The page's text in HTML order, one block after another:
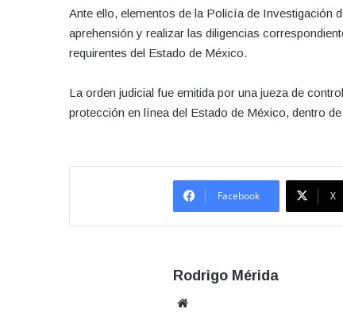
Ante ello, elementos de la Policía de Investigación
aprehensión y realizar las diligencias
requirentes del Estado de México.
La orden judicial fue emitida por una jueza de
protección en línea del Estado de México, dentro
Facebook X
Rodrigo Mérida